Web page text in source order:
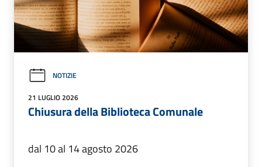
NOTIZIE
21 LUGLIO 2026
Chiusura della Biblioteca Comunale
dal 10 al 14 agosto 2026